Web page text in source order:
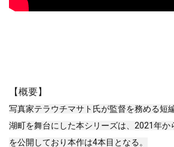
【概要】
写真家テラウチマサト氏が監督を務める短
湖町を舞台にした本シリーズは、2021年か
を公開しており本作は4本目となる。